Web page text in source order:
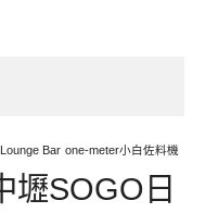
Bar one-meter小白佐料機
壢SOGO日